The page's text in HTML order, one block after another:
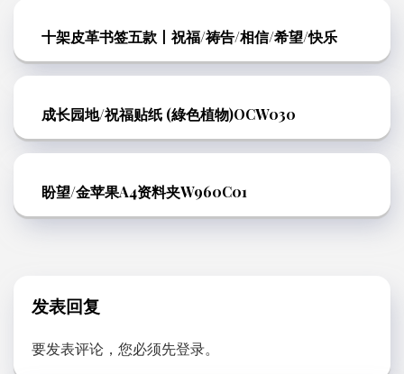
十架皮革书签五款丨祝福/祷告/相信/希望/快乐
成长园地/祝福贴纸 (綠色植物)OCW030
盼望/金苹果A4资料夹W960C01
发表回复
要发表评论，您必须先登录。